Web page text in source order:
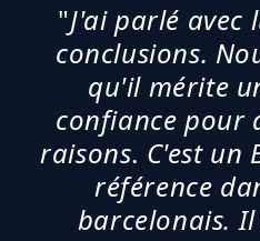
"J'ai parlé avec
conclusions.
qu'il mérite
confiance pour
raisons. C'est un
référence
barcelonais. Il